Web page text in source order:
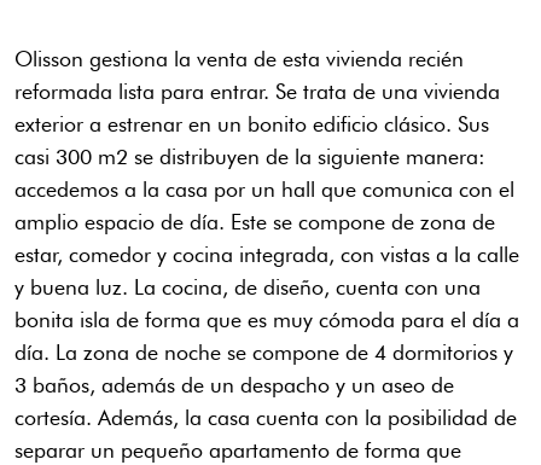
Olisson gestiona la venta de esta vivienda recién
reformada lista para entrar. Se trata de una vivienda
exterior a estrenar en un bonito edificio clásico. Sus
casi 300 m2 se distribuyen de la siguiente manera:
accedemos a la casa por un hall que comunica con el
amplio espacio de día. Este se compone de zona de
estar, comedor y cocina integrada, con vistas a la calle
y buena luz. La cocina, de diseño, cuenta con una
bonita isla de forma que es muy cómoda para el día a
día. La zona de noche se compone de 4 dormitorios y
3 baños, además de un despacho y un aseo de
cortesía. Además, la casa cuenta con la posibilidad de
separar un pequeño apartamento de forma que